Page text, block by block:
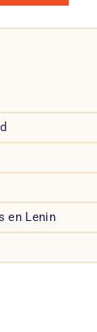
en Lenin